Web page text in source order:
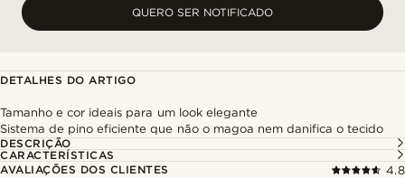
QUERO SER NOTIFICADO
DETALHES DO ARTIGO
Tamanho e cor ideais para um look elegante
Sistema de pino eficiente que não o magoa nem danifica o tecido
DESCRIÇÃO
CARACTERÍSTICAS
AVALIAÇÕES DOS CLIENTES
4.8